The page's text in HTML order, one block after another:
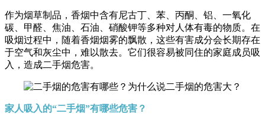
作为烟草制品，香烟中含有尼古丁、苯、丙酮、铝、一氧化
碳、甲醛、焦油、石油、硝酸钾等多种对人体有毒的物质。在
吸烟过程中，随着香烟烟雾的飘散，这些有害成分会长期存在
于空气和灰尘中，难以散去。它们很容易被同住的家庭成员吸
入，造成二手烟危害。
家人吸入的“二手烟”有哪些危害？